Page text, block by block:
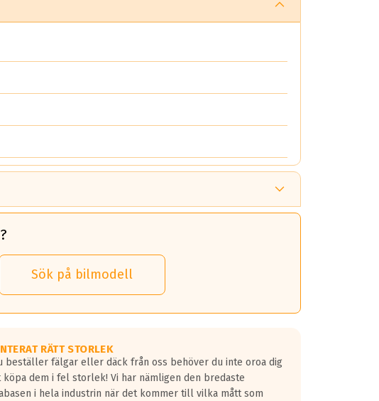
G däck.
gentemot
Sök på bilmodell
RÄTT STORLEK
beställer fälgar eller däck från oss behöver du inte oroa dig
dem i fel storlek! Vi har nämligen den bredaste
i hela industrin när det kommer till vilka mått som